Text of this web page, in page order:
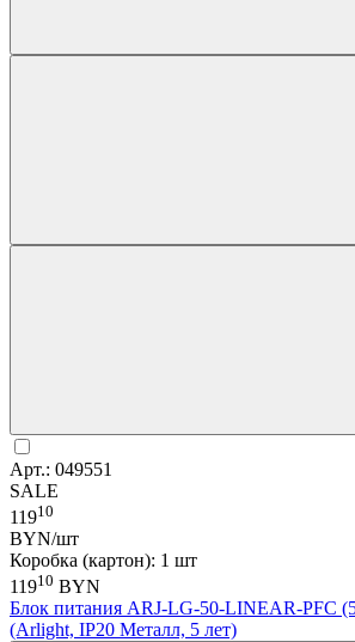
Арт.: 049551
SALE
11910
BYN/шт
Коробка (картон): 1 шт
11910 BYN
Блок питания ARJ-LG-50-LINEAR-PFC
(Arlight, IP20 Металл, 5 лет)